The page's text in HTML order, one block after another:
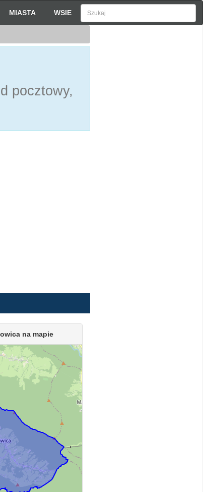
MIASTA WSIE
pocztowy,
na mapie